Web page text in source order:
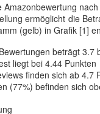
Amazonbewertung
ermöglicht die
(gelb) in Grafik [1]
beträgt 3.7
liegt bei 4.44 Punkten
finden sich ab 4.7
(77%) befinden sich